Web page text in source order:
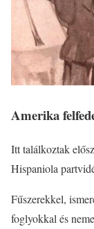
Amerika
Itt találkoztak
Hispaniola
Fűszerekkel,
foglyokkal és